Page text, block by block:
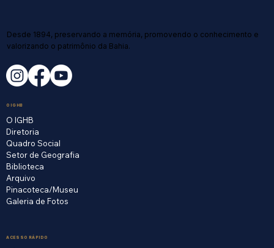
Desde 1894, preservando a memória, promovendo o conhecimento e
valorizando o patrimônio da Bahia.
O IGHB
O IGHB
Diretoria
Quadro Social
Setor de Geografia
Biblioteca
Arquivo
Pinacoteca/Museu
Galeria de Fotos
ACESSO RÁPIDO